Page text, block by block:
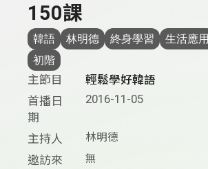
150課
韓語 林明德 終身學習 生活應用
初階
主節目
輕鬆學好韓語
首播日
期
2016-11-05
主持人 林明德
邀訪來
無